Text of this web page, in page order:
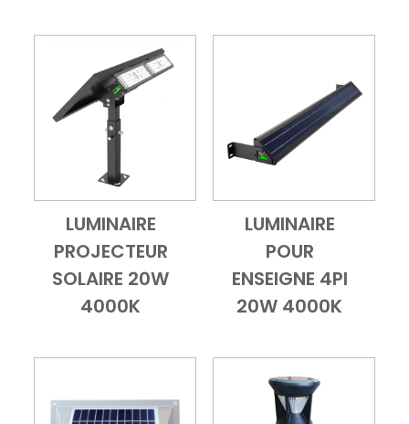
Add to CartVue d'ensemble
LUMINAIRE
PROJECTEUR
SOLAIRE 20W
4000K
Add to Cart
Vue
LUMINAIRE
POUR
ENSEIGNE 4PI
20W 4000K